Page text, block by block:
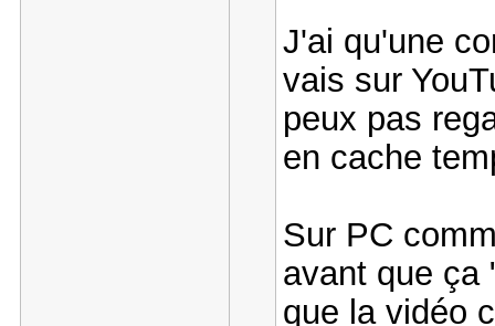
J'ai qu'une
vais sur
peux pas
en cache
Sur PC
avant que ça
que la vidéo